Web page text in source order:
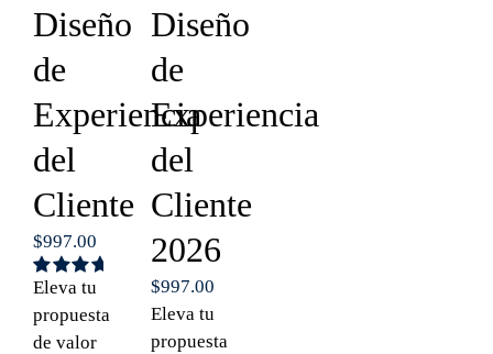
Diseño
de
Experiencia
del
Cliente
Valorado
con4.75
de 5
$997.00
Eleva tu
propuesta
de valor
Diseño
de
Experiencia
del
Cliente
2026
$997.00
Eleva tu
propuesta